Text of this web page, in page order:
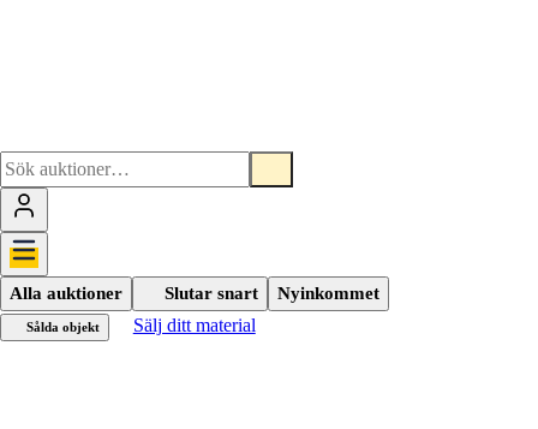
Alla auktioner Slutar snart Nyinkommet
Sålda objekt Sälj ditt material